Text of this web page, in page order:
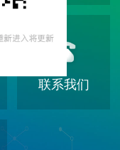
联系我们